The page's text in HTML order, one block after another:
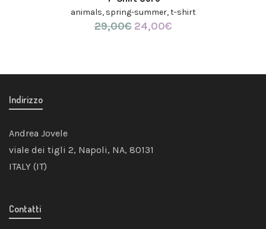
animals, spring-summer,t-shirt
29,00€ Il
29,00€.
24,00€Il
24,00€.
Indirizzo
Andrea Jovele
viale dei tigli 2, Napoli, NA, 80131
ITALY (IT)
Contatti